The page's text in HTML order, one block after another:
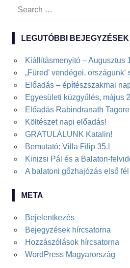
Search
LEGUTÓBBI BEJEGYZÉSEK
Kiállításmenyitó – Augusztus
„Füred’ vendégei,
Előadás – építészszakmai
Egyesületi küzgyűlés, május
Előadás Rabindranath
Költészet napi előadás!
GRATULÁLUNK Katalin!
Bemutató: Villa Filip 35.!
Kinizsi Pál és a Balaton-
A balatoni gőzhajózás első
META
Bejelentkezés
Bejegyzések hírcsatorna
Hozzászólások hírcsatorna
WordPress Magyarország